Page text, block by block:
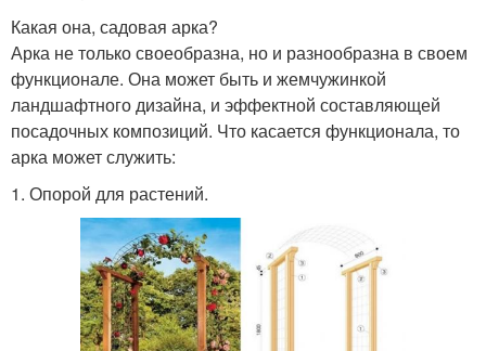
Какая она, садовая арка?
Арка не только своеобразна, но и разнообразна в своем
функционале. Она может быть и жемчужинкой
ландшафтного дизайна, и эффектной составляющей
посадочных композиций. Что касается функционала, то
арка может служить:
1. Опорой для растений.